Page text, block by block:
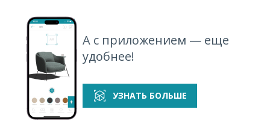
А с приложением — еще
удобнее!
УЗНАТЬ БОЛЬШЕ